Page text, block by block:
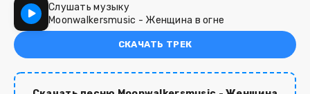
Слушать музыку
Moonwalkersmusic - Женщина в огне
СКАЧАТЬ ТРЕК